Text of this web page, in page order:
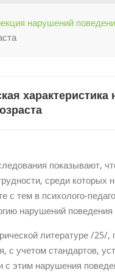
нарушений
показывают,
среди которых
тем в психолого-
нарушений поведения
литературе /25/
с учетом стандартов,
с этим нарушения